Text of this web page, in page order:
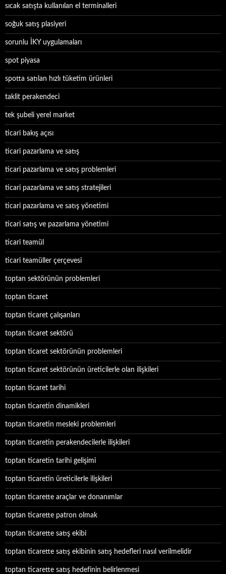
sıcak satışta kullanılan el terminalleri
soğuk satış plasiyeri
sorunlu İKY uygulamaları
spot piyasa
spotta satılan hızlı tüketim ürünleri
taklit perakendeci
tek şubeli yerel market
ticari bakış açısı
ticari pazarlama ve satış
ticari pazarlama ve satış problemleri
ticari pazarlama ve satış stratejileri
ticari pazarlama ve satış yönetimi
ticari satış ve pazarlama yönetimi
ticari teamül
ticari teamüller çerçevesi
toptan sektörünün problemleri
toptan ticaret
toptan ticaret çalışanları
toptan ticaret sektörü
toptan ticaret sektörünün problemleri
toptan ticaret sektörünün üreticilerle olan ilişkileri
toptan ticaret tarihi
toptan ticaretin dinamikleri
toptan ticaretin mesleki problemleri
toptan ticaretin perakendecilerle ilişkileri
toptan ticaretin tarihi gelişimi
toptan ticaretin üreticilerle ilişkileri
toptan ticarette araçlar ve donanımlar
toptan ticarette patron olmak
toptan ticarette satış ekibi
toptan ticarette satış ekibinin satış hedefleri nasıl verilmelidir
toptan ticarette satış hedefinin belirlenmesi